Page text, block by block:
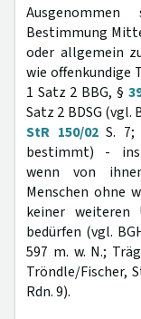
Bestimmung
oder allgemein
wie offenkundige
1 Satz 2 BBG, §
Satz 2 BDSG (vgl.
StR 150/02S. 7;
bestimmt) -
wenn von
Menschen ohne
keiner weiteren
bedürfen (vgl.
597 m. w. N.;
Tröndle/Fischer,
Rdn. 9).